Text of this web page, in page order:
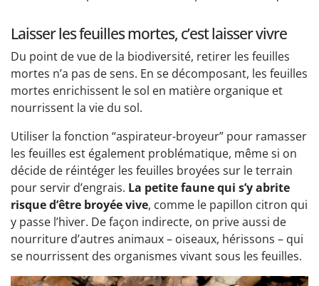
Laisser les feuilles mortes, c’est laisser vivre
Du point de vue de la biodiversité, retirer les feuilles
mortes n’a pas de sens. En se décomposant, les feuilles
mortes enrichissent le sol en matière organique et
nourrissent la vie du sol.
Utiliser la fonction “aspirateur-broyeur” pour ramasser
les feuilles est également problématique, même si on
décide de réintéger les feuilles broyées sur le terrain
pour servir d’engrais. La petite faune qui s’y abrite
risque d’être broyée vive, comme le papillon citron qui
y passe l’hiver. De façon indirecte, on prive aussi de
nourriture d’autres animaux – oiseaux, hérissons – qui
se nourrissent des organismes vivant sous les feuilles.